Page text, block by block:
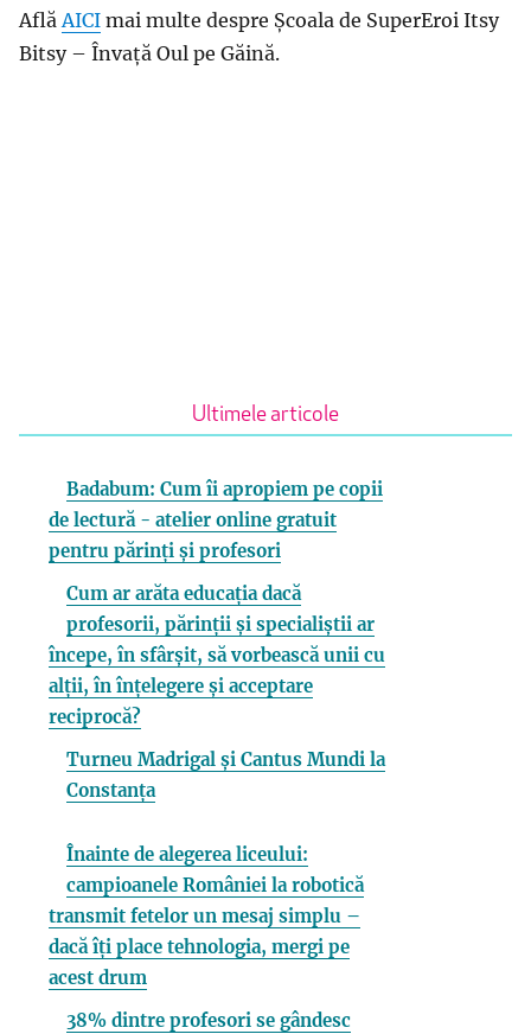
Află AICI mai multe despre Școala de SuperEroi Itsy
Bitsy – Învață Oul pe Găină.
Ultimele articole
Badabum: Cum îi apropiem pe copii
de lectură - atelier online gratuit
pentru părinți și profesori
Cum ar arăta educația dacă
profesorii, părinții și specialiștii ar
începe, în sfârșit, să vorbească unii cu
alții, în înțelegere și acceptare
reciprocă?
Turneu Madrigal și Cantus Mundi la
Constanța
Înainte de alegerea liceului:
campioanele României la robotică
transmit fetelor un mesaj simplu –
dacă îți place tehnologia, mergi pe
acest drum
38% dintre profesori se gândesc